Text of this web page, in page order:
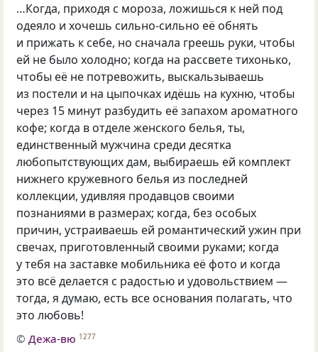
…Когда, приходя с мороза, ложишься к ней под
одеяло и хочешь сильно-сильно её обнять
и прижать к себе, но сначала греешь руки, чтобы
ей не было холодно; когда на рассвете тихонько,
чтобы её не потревожить, выскальзываешь
из постели и на цыпочках идёшь на кухню, чтобы
через 15 минут разбудить её запахом ароматного
кофе; когда в отделе женского белья, ты,
единственный мужчина среди десятка
любопытствующих дам, выбираешь ей комплект
нижнего кружевного белья из последней
коллекции, удивляя продавцов своими
познаниями в размерах; когда, без особых
причин, устраиваешь ей романтический ужин при
свечах, приготовленный своими руками; когда
у тебя на заставке мобильника её фото и когда
это всё делается с радостью и удовольствием —
тогда, я думаю, есть все основания полагать, что
это любовь!
©Дежа-вю 1277